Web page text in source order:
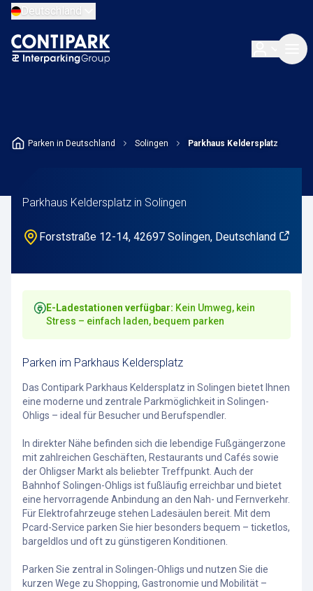
Deutschland
Parken in Deutschland Solingen Parkhaus Keldersplatz
Parkhaus Keldersplatz in Solingen
Forststraße 12-14, 42697 Solingen, Deutschland
E-Ladestationen verfügbar: Kein Umweg, kein
Stress – einfach laden, bequem parken
Parken im Parkhaus Keldersplatz
Das Contipark Parkhaus Keldersplatz in Solingen bietet Ihnen
eine moderne und zentrale Parkmöglichkeit in Solingen-
Ohligs – ideal für Besucher und Berufspendler.
In direkter Nähe befinden sich die lebendige Fußgängerzone
mit zahlreichen Geschäften, Restaurants und Cafés sowie
der Ohligser Markt als beliebter Treffpunkt. Auch der
Bahnhof Solingen-Ohligs ist fußläufig erreichbar und bietet
eine hervorragende Anbindung an den Nah- und Fernverkehr.
Für Elektrofahrzeuge stehen Ladesäulen bereit. Mit dem
Pcard-Service parken Sie hier besonders bequem – ticketlos,
bargeldlos und oft zu günstigeren Konditionen.
Parken Sie zentral in Solingen-Ohligs und nutzen Sie die
kurzen Wege zu Shopping, Gastronomie und Mobilität –